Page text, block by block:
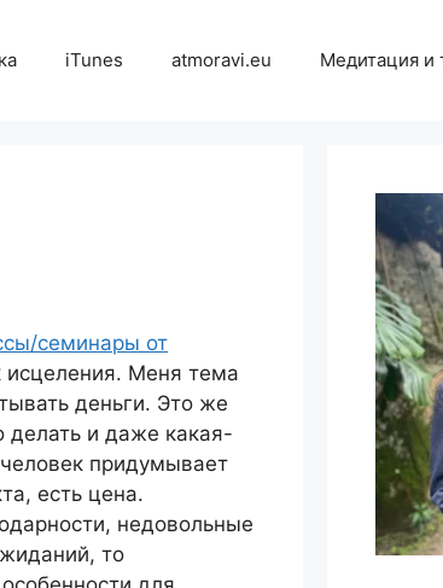
iTunes atmoravi.eu Медитация и
семинары от
исцеления. Меня тема
деньги. Это же
делать и даже какая-
придумывает
есть цена.
недовольные
то